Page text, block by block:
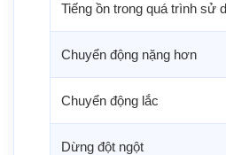
Tiếng ồn trong quá trình sử
Chuyển động nặng hơn
Chuyển động lắc
Dừng đột ngột